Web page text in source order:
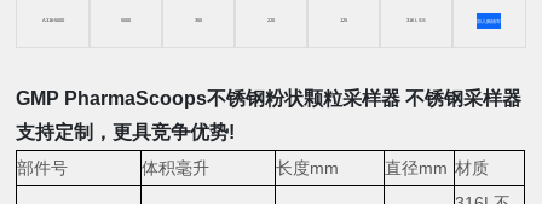
A316-5000 5000 355 220 125 316 L SS 加入购物车
GMP PharmaScoops不锈钢粉状颗粒采样器 不锈钢采样器
支持定制，更具竞争优势!
部件号 体积毫升 长度mm 直径mm 材质